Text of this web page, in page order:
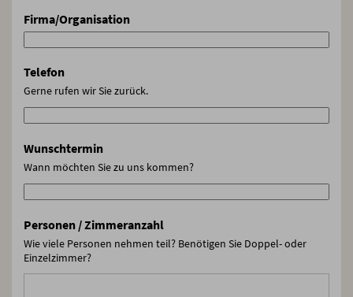
Firma/Organisation
Telefon
Gerne rufen wir Sie zurück.
Wunschtermin
Wann möchten Sie zu uns kommen?
Personen / Zimmeranzahl
Wie viele Personen nehmen teil? Benötigen Sie Doppel- oder
Einzelzimmer?